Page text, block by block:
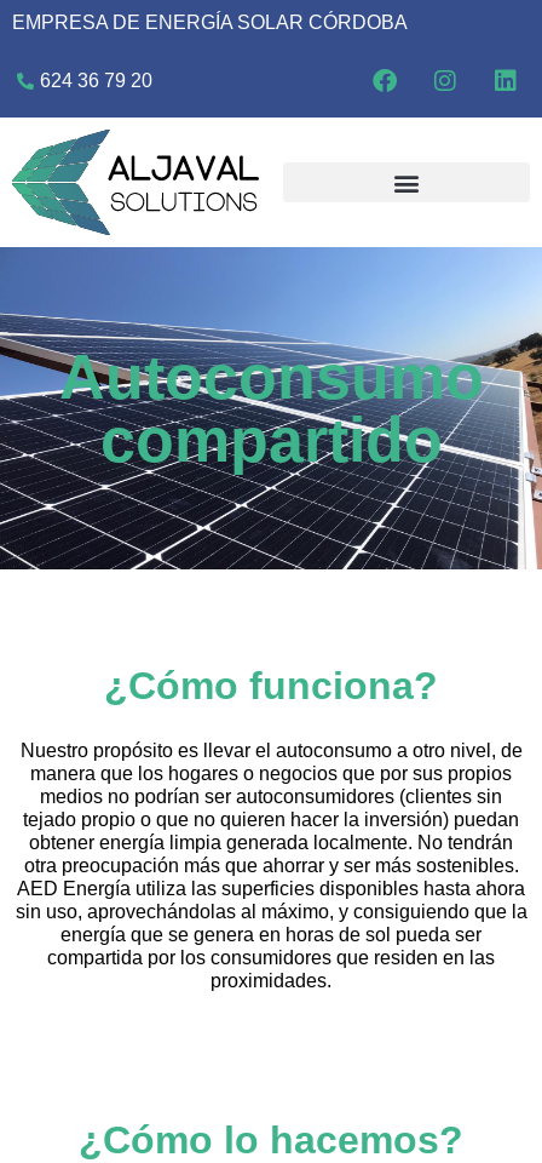
EMPRESA DE ENERGÍA SOLAR CÓRDOBA
624 36 79 20
Autoconsumo
compartido
¿Cómo funciona?
Nuestro propósito es llevar el autoconsumo a otro nivel, de
manera que los hogares o negocios que por sus propios
medios no podrían ser autoconsumidores (clientes sin
tejado propio o que no quieren hacer la inversión) puedan
obtener energía limpia generada localmente. No tendrán
otra preocupación más que ahorrar y ser más sostenibles.
AED Energía utiliza las superficies disponibles hasta ahora
sin uso, aprovechándolas al máximo, y consiguiendo que la
energía que se genera en horas de sol pueda ser
compartida por los consumidores que residen en las
proximidades.
¿Cómo lo hacemos?